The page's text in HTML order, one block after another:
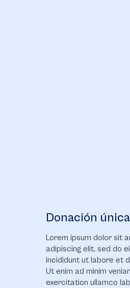
Donación única
Lorem ipsum dolor sit
adipiscing elit, sed do
incididunt ut labore et
Ut enim ad minim
exercitation ullamco